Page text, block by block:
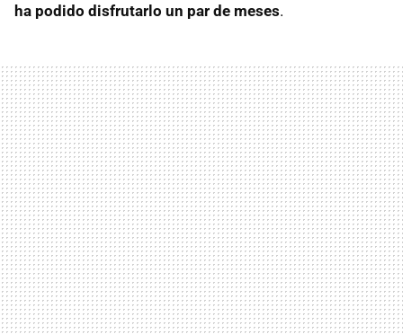
ha podido disfrutarlo un par de meses.